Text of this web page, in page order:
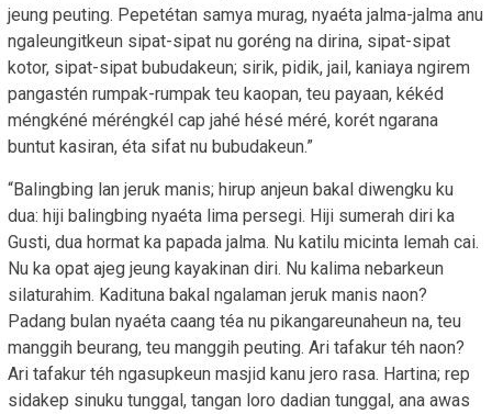
jeung peuting. Pepetétan samya murag, nyaéta jalma-jalma anu
ngaleungitkeun sipat-sipat nu goréng na dirina, sipat-sipat
kotor, sipat-sipat bubudakeun; sirik, pidik, jail, kaniaya ngirem
pangastén rumpak-rumpak teu kaopan, teu payaan, kékéd
méngkéné méréngkél cap jahé hésé méré, korét ngarana
buntut kasiran, éta sifat nu bubudakeun.”
“Balingbing lan jeruk manis; hirup anjeun bakal diwengku ku
dua: hiji balingbing nyaéta lima persegi. Hiji sumerah diri ka
Gusti, dua hormat ka papada jalma. Nu katilu micinta lemah cai.
Nu ka opat ajeg jeung kayakinan diri. Nu kalima nebarkeun
silaturahim. Kadituna bakal ngalaman jeruk manis naon?
Padang bulan nyaéta caang téa nu pikangareunaheun na, teu
manggih beurang, teu manggih peuting. Ari tafakur téh naon?
Ari tafakur téh ngasupkeun masjid kanu jero rasa. Hartina; rep
sidakep sinuku tunggal, tangan loro dadian tunggal, ana awas